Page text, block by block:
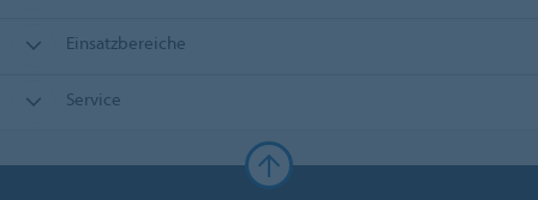
Einsatzbereiche
Service